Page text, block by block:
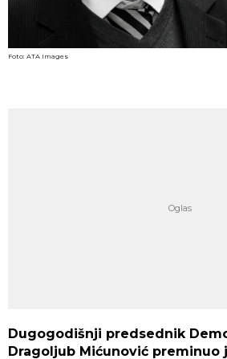
Foto: ATA Images
Dugogodišnji predsednik
Dragoljub Mićunović preminuo